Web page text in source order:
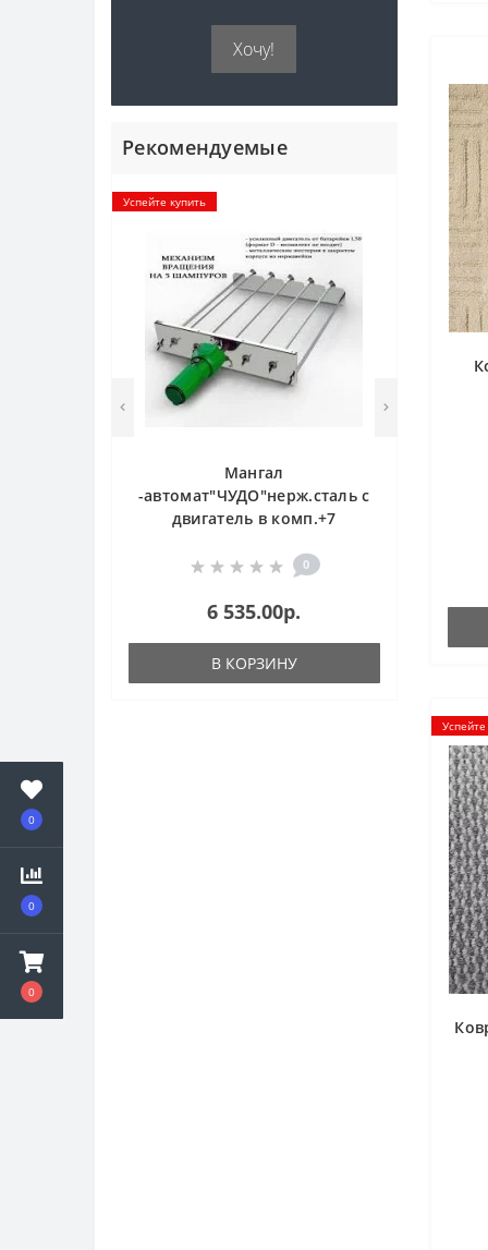
0
0
0
Хочу!
Рекомендуемые
Успейте купить
Мангал
-автомат"ЧУДО"нерж.сталь с
двигатель в комп.+7
0
6 535.00р.
В КОРЗИНУ
Успейте